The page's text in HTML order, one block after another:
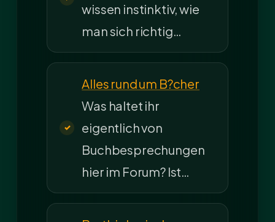
wissen instinktiv, wie
man sich richtig…
Alles rund um B?cher
Was haltet ihr
eigentlich von
Buchbesprechungen
hier im Forum? Ist…